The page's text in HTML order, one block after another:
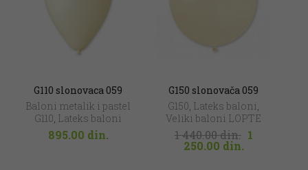
G110 slonovaca 059
Baloni metalik i pastel
G110, Lateks baloni
895.00 din.
G150 slonovača 059
G150, Lateks baloni,
Veliki baloni LOPTE
1 440.00din. Original
1
250.00 din.